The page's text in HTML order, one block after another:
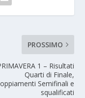
PROSSIMO
1 – Risultati
Quarti di Finale,
Semifinali e
squalificati